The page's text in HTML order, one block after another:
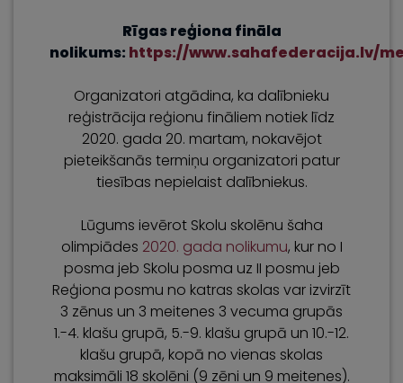
Rīgas reģiona fināla
nolikums: https://www.sahafederacija.lv/
Organizatori atgādina, ka dalībnieku
reģistrācija reģionu fināliem notiek līdz
2020. gada 20. martam, nokavējot
pieteikšanās termiņu organizatori patur
tiesības nepielaist dalībniekus.
Lūgums ievērot Skolu skolēnu šaha
olimpiādes 2020. gada nolikumu, kur no I
posma jeb Skolu posma uz II posmu jeb
Reģiona posmu no katras skolas var izvirzīt
3 zēnus un 3 meitenes 3 vecuma grupās
1.-4. klašu grupā, 5.-9. klašu grupā un 10.-12.
klašu grupā, kopā no vienas skolas
maksimāli 18 skolēni (9 zēni un 9 meitenes).